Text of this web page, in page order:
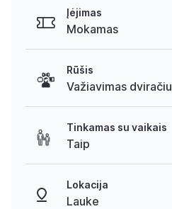
Įėjimas
Mokamas
Rūšis
Važiavimas dviračiu
Tinkamas su vaikais
Taip
Lokacija
Lauke